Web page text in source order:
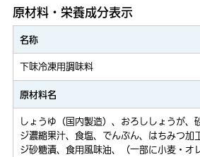
原材料・栄養成分表示
名称
下味冷凍用調味料
原材料名
しょうゆ（国内製造）、おろししょうが、
ジ濃縮果汁、食塩、でんぷん、はちみつ加
ジ砂糖漬、食用風味油、（一部に小麦・オ